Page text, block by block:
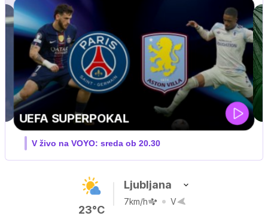
ZUFFA BOXING 10
V živo na VOYO: sobota ob 20.00
23°C
Ljubljana
7km/h V